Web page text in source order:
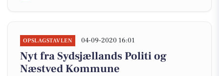
OPSLAGSTAVLEN 04-09-2020 16:01
Nyt fra Sydsjællands Politi og
Næstved Kommune